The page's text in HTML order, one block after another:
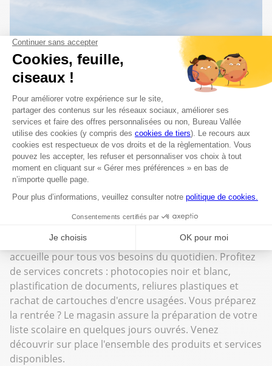
Bureau Vallée Hope Estate est votre magasin de
fournitures scolaires, cartouches et toners, mobilier et
Aborigènes, ZAC de Hope Estate (97150), il vous
accueille pour tous vos besoins du quotidien. Profitez
de services concrets : photocopies noir et blanc,
plastification de documents, reliures plastiques et
rachat de cartouches d'encre usagées. Vous préparez
la rentrée ? Le magasin assure la préparation de votre
liste scolaire en quelques jours ouvrés. Venez
découvrir sur place l'ensemble des produits et services
disponibles.